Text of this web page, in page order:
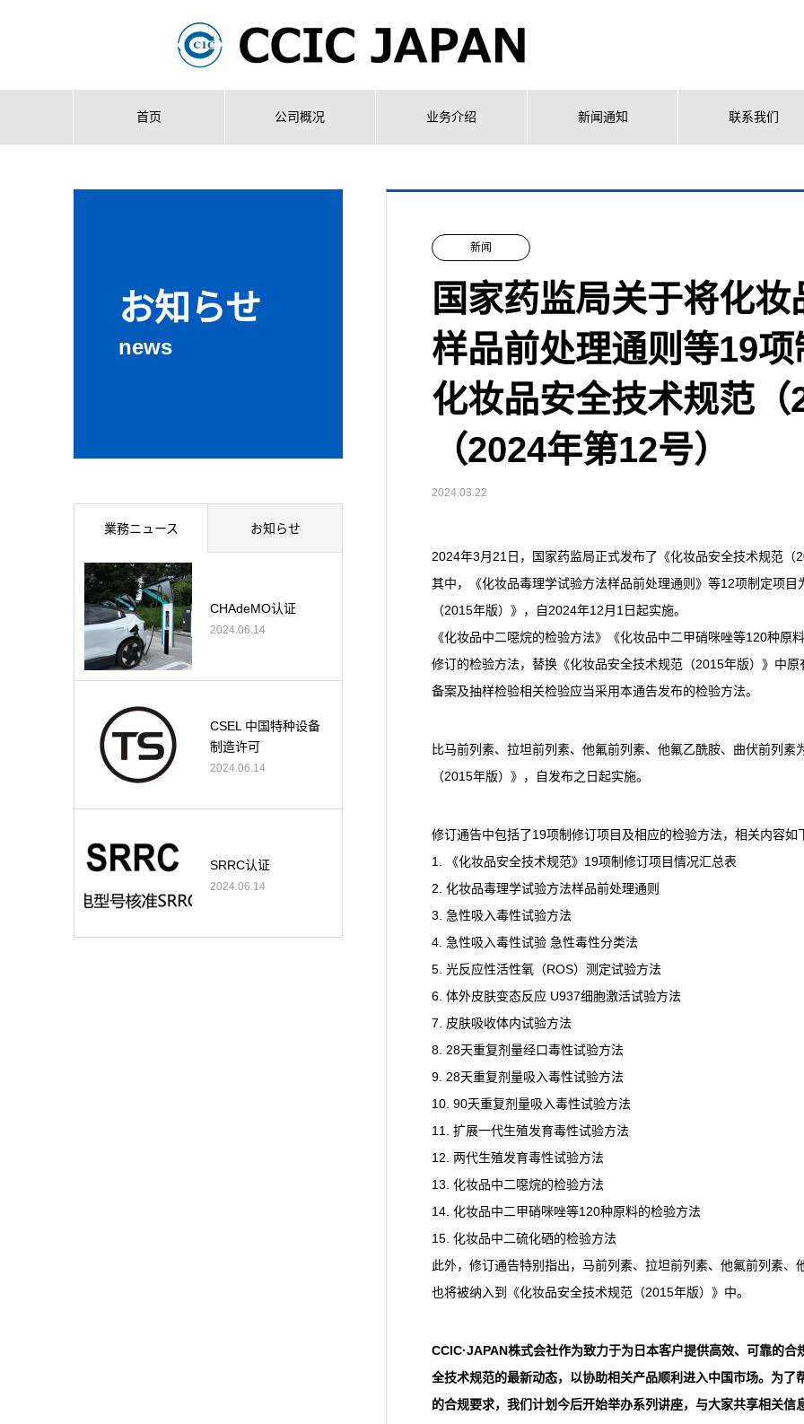
首页 公司概况 业务介绍 新闻通知 联系我们
お知らせ
news
新闻
国家药监局关于将化
样品前处理通则等19
化妆品安全技术规范
（2024年第12号）
2024.03.22
2024年3月21日，国家药监局正式发布了《化妆品安全技术规范
其中，《化妆品毒理学试验方法样品前处理通则》等12项制定项
（2015年版）》，自2024年12月1日起实施。
《化妆品中二噁烷的检验方法》《化妆品中二甲硝咪唑等120种
修订的检验方法，替换《化妆品安全技术规范（2015年版）》中
备案及抽样检验相关检验应当采用本通告发布的检验方法。
比马前列素、拉坦前列素、他氟前列素、他氟乙酰胺、曲伏前列
（2015年版）》，自发布之日起实施。
修订通告中包括了19项制修订项目及相应的检验方法，相关内容如
1. 《化妆品安全技术规范》19项制修订项目情况汇总表
2. 化妆品毒理学试验方法样品前处理通则
3. 急性吸入毒性试验方法
4. 急性吸入毒性试验 急性毒性分类法
5. 光反应性活性氧（ROS）测定试验方法
6. 体外皮肤变态反应 U937细胞激活试验方法
7. 皮肤吸收体内试验方法
8. 28天重复剂量经口毒性试验方法
9. 28天重复剂量吸入毒性试验方法
10. 90天重复剂量吸入毒性试验方法
11. 扩展一代生殖发育毒性试验方法
12. 两代生殖发育毒性试验方法
13. 化妆品中二噁烷的检验方法
14. 化妆品中二甲硝咪唑等120种原料的检验方法
15. 化妆品中二硫化硒的检验方法
此外，修订通告特别指出，马前列素、拉坦前列素、他氟前列素
也将被纳入到《化妆品安全技术规范（2015年版）》中。
CCIC·JAPAN株式会社作为致力于为日本客户提供高效、可靠的
全技术规范的最新动态，以协助相关产品顺利进入中国市场。为
的合规要求，我们计划今后开始举办系列讲座，与大家共享相关信
業務ニュース お知らせ
CHAdeMO认证
2024.06.14
CSEL 中国特种设备
制造许可
2024.06.14
SRRC认证
2024.06.14